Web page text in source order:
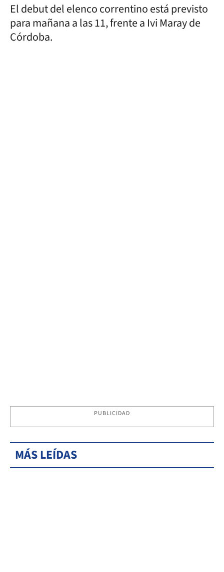
El debut del elenco correntino está previsto
para mañana a las 11, frente a Ivi Maray de
Córdoba.
PUBLICIDAD
MÁS LEÍDAS